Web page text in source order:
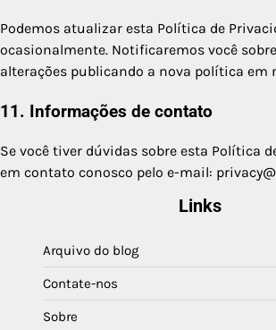
Podemos atualizar esta Política de
ocasionalmente. Notificaremos você
alterações publicando a nova política em
11. Informações de contato
Se você tiver dúvidas sobre esta Política
em contato conosco pelo e-mail:
Links
Arquivo do blog
Contate-nos
Sobre